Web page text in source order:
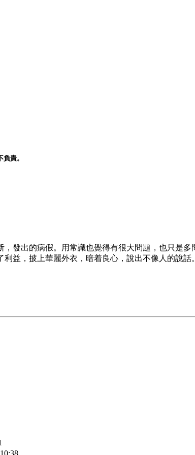
責。
發出的病假。用常識也覺得有很大問題，也只是多
益，披上華麗外衣，暗着良心，說出不像人的說話